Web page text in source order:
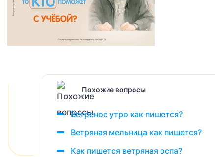
Похожие вопросы
Ветреное утро как пишется?
Ветряная мельница как пишется?
Как пишется ветряная оспа?